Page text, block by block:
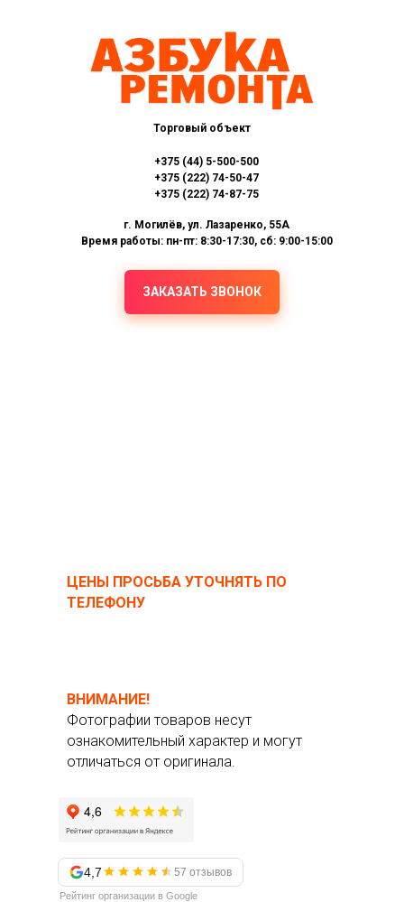
Торговый объект
+375 (44) 5-500-500
+375 (222) 74-50-47
+375 (222) 74-87-75
г. Могилёв, ул. Лазаренко, 55А
Время работы: пн-пт: 8:30-17:30, сб: 9:00-15:00
ЗАКАЗАТЬ ЗВОНОК
ЦЕНЫ ПРОСЬБА УТОЧНЯТЬ ПО
ТЕЛЕФОНУ
ВНИМАНИЕ!
Фотографии товаров несут
ознакомительный характер и могут
отличаться от оригинала.
4,7 57 отзывов
Рейтинг организации в Google